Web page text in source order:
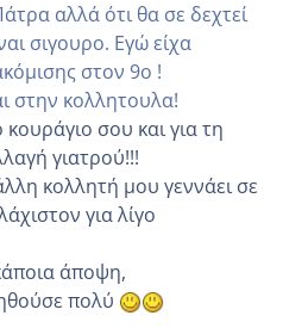
αλλά ότι θα σε δεχτεί
σιγουρο. Εγώ είχα
στον 9ο !
στην κολλητουλα!
σου και για τη
γιατρού!!!
κολλητή μου γεννάει σε
για λίγο
άποψη,
πολύ